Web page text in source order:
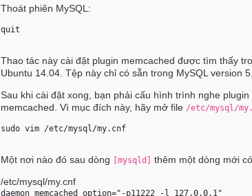
Thoát phiên MySQL:
quit
Thao tác này cài đặt plugin memcached được tìm thấy
Ubuntu 14.04. Tệp này chỉ có sẵn trong MySQL version
Sau khi cài đặt xong, bạn phải cấu hình trình nghe
memcached. Vì mục đích này, hãy mở file /etc/mysql/
sudo vim /etc/mysql/my.cnf
Một nơi nào đó sau dòng [mysqld]
thêm một dòng mới
/etc/mysql/my.cnf
daemon_memcached_option="-p11222 -l 127.0.0.1"